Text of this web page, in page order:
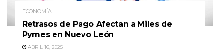
ECONOMÍA
Retrasos de Pago Afectan a Miles de
Pymes en Nuevo León
ABRIL 16, 2025